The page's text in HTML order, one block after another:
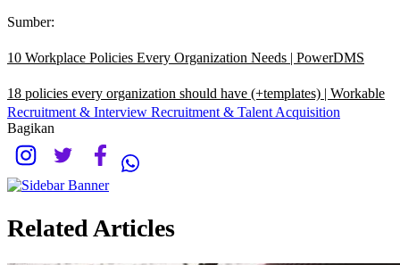
Sumber:
10 Workplace Policies Every Organization Needs | PowerDMS
18 policies every organization should have (+templates) | Workable
Recruitment & Interview Recruitment & Talent Acquisition
Bagikan
Related Articles